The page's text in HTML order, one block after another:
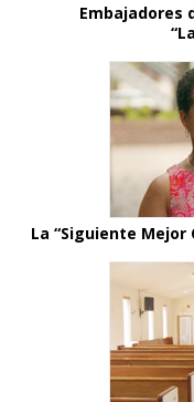
Embajadores
La “Siguiente Mejor